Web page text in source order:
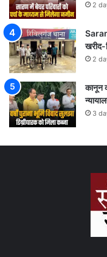
2
खरीद-
2
कानून
3